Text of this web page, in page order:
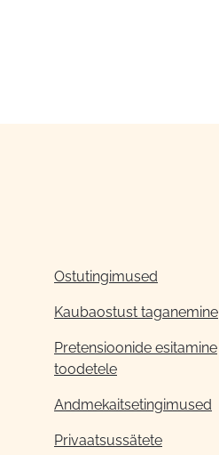
Ostutingimused
Kaubaostust taganemine
Pretensioonide esitamine
toodetele
Andmekaitsetingimused
Privaatsussätete